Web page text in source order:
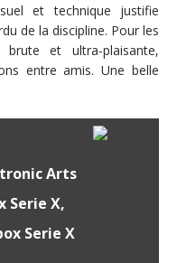
et technique justifie
de la discipline. Pour les
brute et ultra-plaisante,
entre amis. Une belle
Arts
Serie X,
Serie X